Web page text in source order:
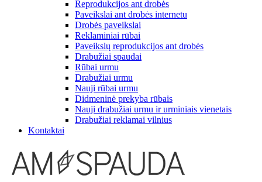
Reprodukcijos ant drobės
Paveikslai ant drobės internetu
Drobės paveikslai
Reklaminiai rūbai
Paveikslų reprodukcijos ant drobės
Drabužiai spaudai
Rūbai urmu
Drabužiai urmu
Nauji rūbai urmu
Didmeninė prekyba rūbais
Nauji drabužiai urmu ir urminiais vienetais
Drabužiai reklamai vilnius
Kontaktai